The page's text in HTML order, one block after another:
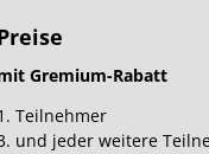
Gremium-Rabatt
Teilnehmer
und jeder weitere